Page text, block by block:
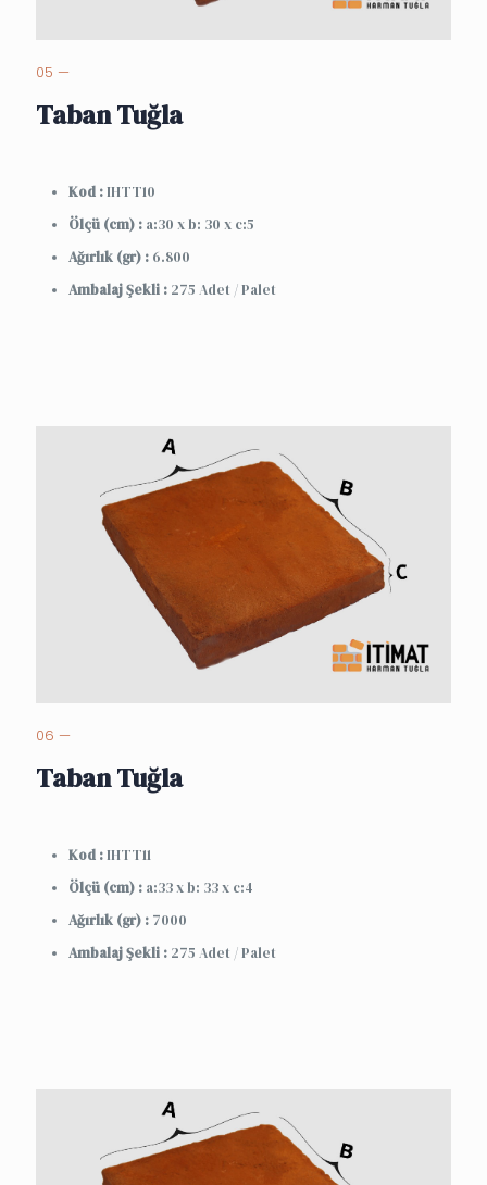
05 —
Taban Tuğla
Kod :IHTT10
Ölçü (cm) : a:30 x b: 30 x c:5
Ağırlık (gr) : 6.800
Ambalaj Şekli : 275 Adet / Palet
06 —
Taban Tuğla
Kod :IHTT11
Ölçü (cm) : a:33 x b: 33 x c:4
Ağırlık (gr) : 7000
Ambalaj Şekli : 275 Adet / Palet